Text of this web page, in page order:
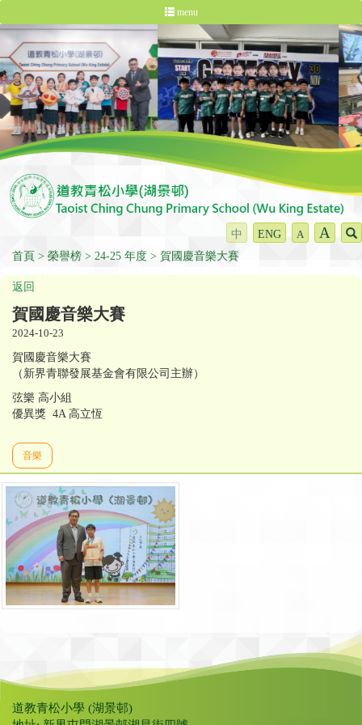
menu
中 ENG A A
首頁 榮譽榜 24-25 年度 賀國慶音樂大賽
返回
賀國慶音樂大賽
2024-10-23
賀國慶音樂大賽
（新界青聯發展基金會有限公司主辦）
弦樂 高小組
優異獎 4A 高立恆
音樂
道教青松小學 (湖景邨)